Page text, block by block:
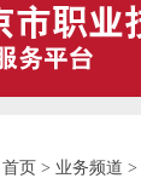
首页 > 业务频道 >